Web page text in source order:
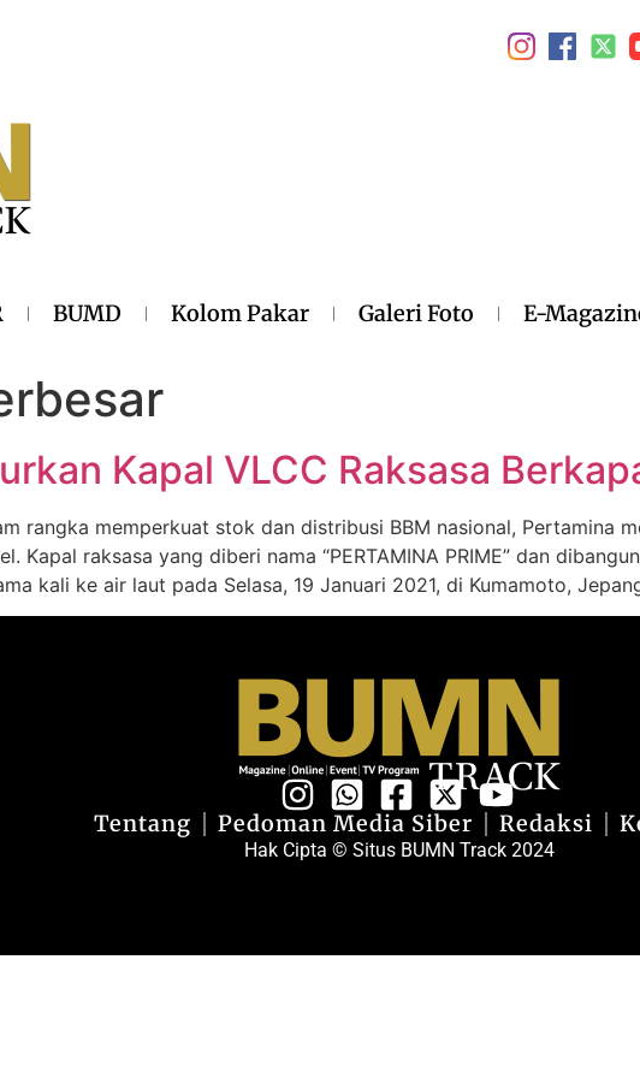
BUMD Kolom Pakar Galeri Foto E-
Kapal VLCC Raksasa
rangka memperkuat stok dan distribusi BBM nasional, Pertamina
Kapal raksasa yang diberi nama “PERTAMINA PRIME” dan
kali ke air laut pada Selasa, 19 Januari 2021, di Kumamoto,
Hak Cipta © Situs BUMN Track 2024
Tentang Pedoman Media Siber Redaksi